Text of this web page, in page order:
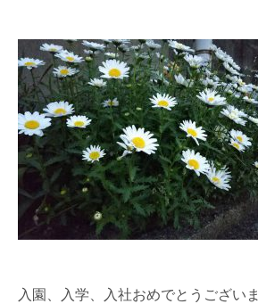
入園、入学、入社おめでとうござい